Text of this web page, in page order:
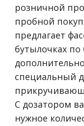
розничной
пробной
предлагает
бутылочках по
специальный
С дозатором
нужное